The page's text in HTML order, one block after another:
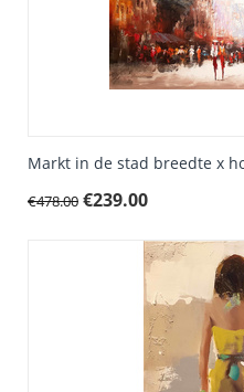
Markt in de stad breedte x
€478.00 €239.00